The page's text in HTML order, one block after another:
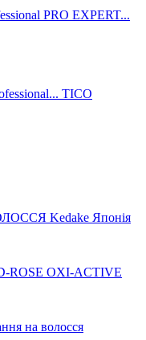
PRO EXPERT...
TICO
Kedake Японія
OXI-ACTIVE
на волосся